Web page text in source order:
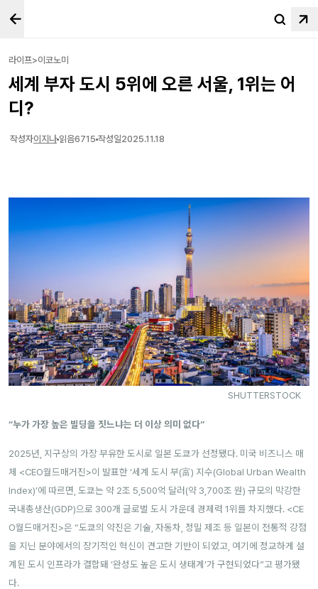
라이프>이코노미
세계 부자 도시 5위에 오른 서울, 1위는 어
디?
작성자이지나 읽음6715 작성일2025.11.18
SHUTTERSTOCK
“누가 가장 높은 빌딩을 짓느냐는 더 이상 의미 없다”
2025년, 지구상의 가장 부유한 도시로 일본 도쿄가 선정됐다. 미국 비즈니스 매
체 <CEO월드매거진>이 발표한 ‘세계 도시 부(富) 지수(Global Urban Wealth
Index)’에 따르면, 도쿄는 약 2조 5,500억 달러(약 3,700조 원) 규모의 막강한
국내총생산(GDP)으로 300개 글로벌 도시 가운데 경제력 1위를 차지했다. <CE
O월드매거진>은 “도쿄의 약진은 기술, 자동차, 정밀 제조 등 일본이 전통적 강점
을 지닌 분야에서의 장기적인 혁신이 견고한 기반이 되었고, 여기에 정교하게 설
계된 도시 인프라가 결합돼 ‘완성도 높은 도시 생태계’가 구현되었다”고 평가됐
다.